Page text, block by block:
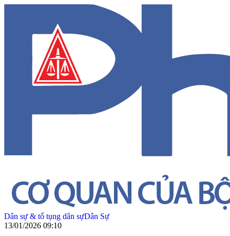
Dân sự & tố tụng dân sựDân Sự
13/01/2026 09:10